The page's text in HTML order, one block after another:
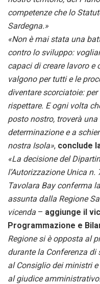
competenze che lo
Sardegna.»
«Non è mai stata una
contro lo sviluppo:
capaci di creare lavoro e
valgono per tutti e le
diventare scorciatoie:
rispettare. E ogni volta
posto nostro, troverà
determinazione e a
nostra Isola», conclude
«La decisione del
l’Autorizzazione Unica
Tavolara Bay conferma
assunta dalla Regione
vicenda – aggiunge il
Programmazione e
Regione si è opposta al
durante la Conferenza di
al Consiglio dei ministri
al giudice